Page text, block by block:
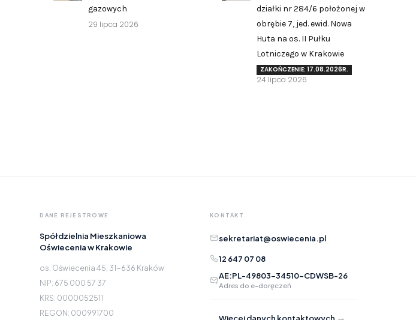
gazowych
29 lipca 2026
działki nr 284/6 położonej w
obrębie 7, jed. ewid. Nowa
Huta na os. II Pułku
Lotniczego w Krakowie
ZAKOŃCZENIE: 17.08.2026R.
24 lipca 2026
DANE REJESTROWE
Spółdzielnia Mieszkaniowa
Oświecenia w Krakowie
os. Oświecenia 45, 31-636 Kraków
NIP: 675 000 57 37
KRS: 0000052511
REGON: 000991700
KONTAKT
sekretariat@oswiecenia.pl
12 647 07 08
AE:PL-49803-34510-CDWSB-26
Adres do e-doręczeń
→
Zgłoś problem lub uwagę
Twoja opinia pomaga nam ulepszać serwis
Adres e-mail opcjonalnie